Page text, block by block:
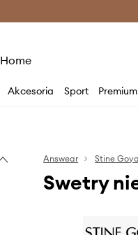
Home
Akcesoria Sport Premium
Answear Stine Goya
Swetry